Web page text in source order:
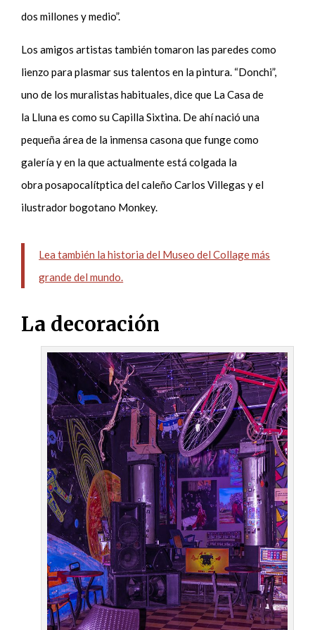
dos millones y medio”.
Los amigos artistas también tomaron las paredes como
lienzo para plasmar sus talentos en la pintura. “Donchi”,
uno de los muralistas habituales, dice que LaCasade
la Lluna es como su Capilla Sixtina. De ahí nació una
pequeña área de la inmensa casona que funge como
galería y en la que actualmente está colgada la
obra posapocalítptica del caleño Carlos Villegas y el
ilustrador bogotano Monkey.
Lea también la historia del Museo del Collage más
grande del mundo.
La decoración